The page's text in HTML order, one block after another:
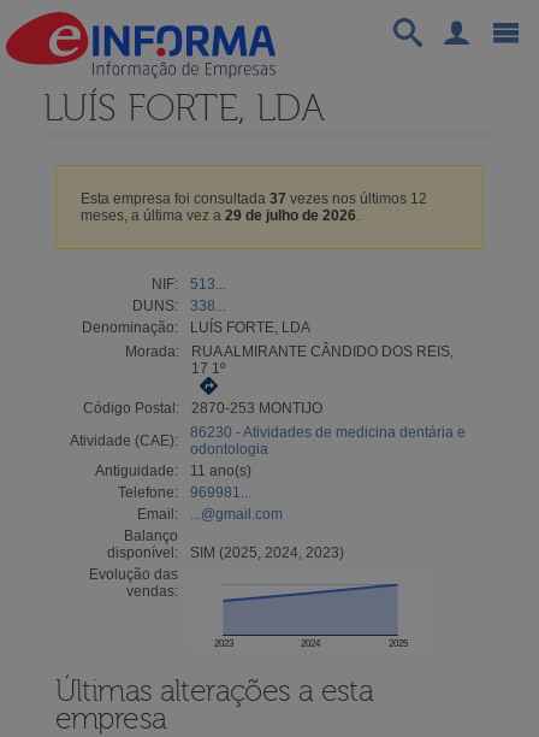
LUÍS FORTE, LDA
Esta empresa foi consultada 37 vezes nos últimos 12
meses, a última vez a 29 de julho de 2026.
NIF:
513...
DUNS:
338...
Denominação:
LUÍS FORTE, LDA
Morada:
RUA ALMIRANTE CÂNDIDO DOS REIS,
17 1º
Código Postal:
2870-253 MONTIJO
Atividade (CAE):
86230 - Atividades de medicina dentária e
odontologia
Antiguidade:
11 ano(s)
Telefone:
969981...
Email:
...@gmail.com
Balanço
disponível:
SIM (2025, 2024, 2023)
Evolução das
vendas:
2023 2024 2025
Últimas alterações a esta
empresa